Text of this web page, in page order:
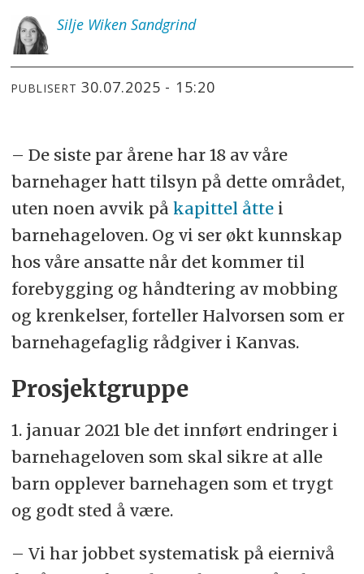
Silje Wiken Sandgrind
PUBLISERT 30.07.2025 - 15:20
– De siste par årene har 18 av våre
barnehager hatt tilsyn på dette området,
uten noen avvik på kapittel åttei
barnehageloven. Og vi ser økt kunnskap
hos våre ansatte når det kommer til
forebygging og håndtering av mobbing
og krenkelser, forteller Halvorsen som er
barnehagefaglig rådgiver i Kanvas.
Prosjektgruppe
1. januar 2021 ble det innført endringer i
barnehageloven som skal sikre at alle
barn opplever barnehagen som et trygt
og godt sted å være.
– Vi har jobbet systematisk på eiernivå